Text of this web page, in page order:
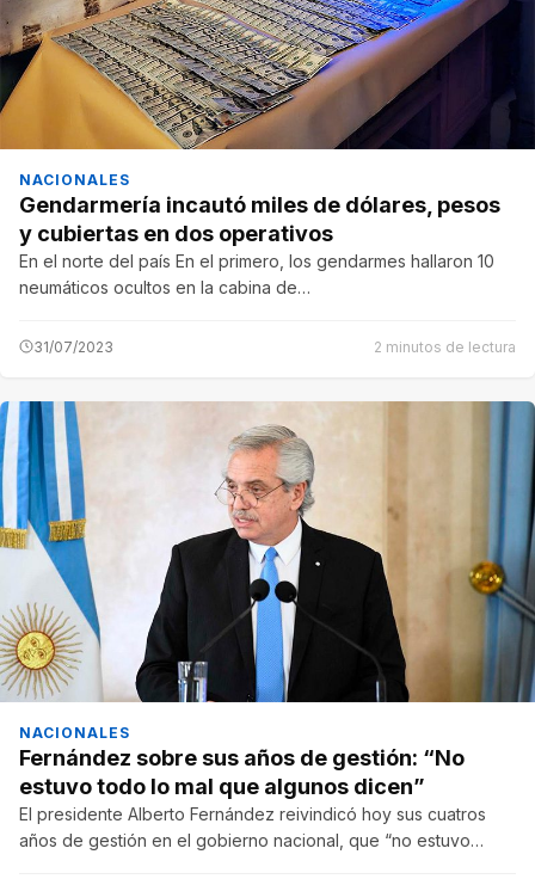
NACIONALES
Gendarmería incautó miles de dólares, pesos
y cubiertas en dos operativos
En el norte del país En el primero, los gendarmes hallaron 10
neumáticos ocultos en la cabina de…
31/07/2023 2 minutos de lectura
NACIONALES
Fernández sobre sus años de gestión: “No
estuvo todo lo mal que algunos dicen”
El presidente Alberto Fernández reivindicó hoy sus cuatros
años de gestión en el gobierno nacional, que “no estuvo…